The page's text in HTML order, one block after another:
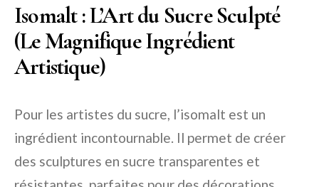
Isomalt : L’Art du Sucre Sculpté
(Le Magnifique Ingrédient
Artistique)
Pour les artistes du sucre, l’isomalt est un
ingrédient incontournable. Il permet de créer
des sculptures en sucre transparentes et